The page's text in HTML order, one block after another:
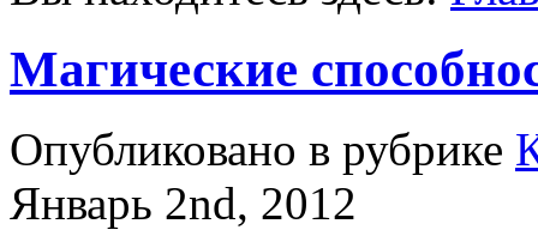
Магические
Опубликовано в рубрике
Январь 2nd, 2012